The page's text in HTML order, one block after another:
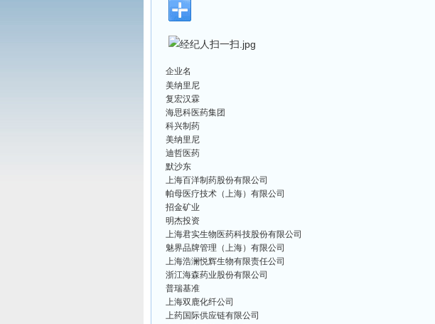
企业名
美纳里尼
复宏汉霖
海思科医药集团
科兴制药
美纳里尼
迪哲医药
默沙东
上海百洋制药股份有限公司
帕母医疗技术（上海）有限公司
招金矿业
明杰投资
上海君实生物医药科技股份有限公司
魅界品牌管理（上海）有限公司
上海浩澜悦辉生物有限责任公司
浙江海森药业股份有限公司
普瑞基准
上海双鹿化纤公司
上药国际供应链有限公司